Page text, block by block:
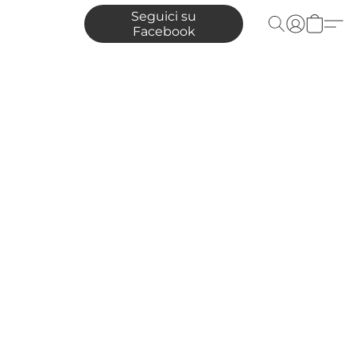
Seguici su
Facebook